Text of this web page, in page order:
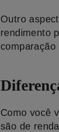
Outro
rendimento
Como você
são de